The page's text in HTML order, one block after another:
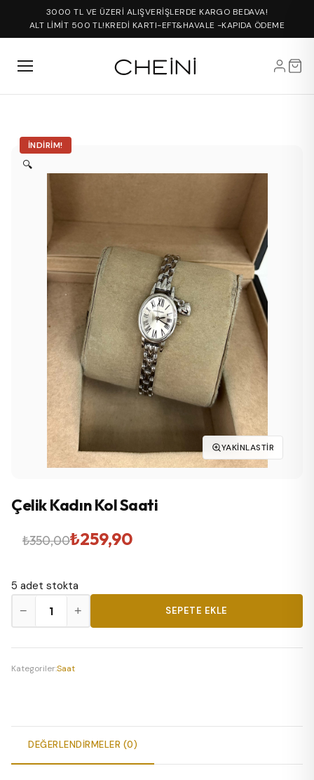
3000 TL VE ÜZERİ ALIŞVERİŞLERDE KARGO BEDAVA!
ALT LİMİT 500 TL!KREDİ KARTI-EFT&HAVALE -KAPIDA ÖDEME
İNDIRIM!
🔍
YAKINLASTIR
Çelik Kadın Kol Saati
₺350,00
Orijinal
₺350,00.
₺259,90
Şu
fiyat:
₺259,90.
5 adet stokta
Kadın
Kol
− + SEPETE EKLE
Kategoriler:Saat
DEĞERLENDIRMELER (0)